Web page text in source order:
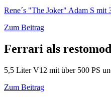
Rene´s "The Joker" Adam S mit
Zum Beitrag
Ferrari als
5,5 Liter V12 mit über 500 PS
Zum Beitrag